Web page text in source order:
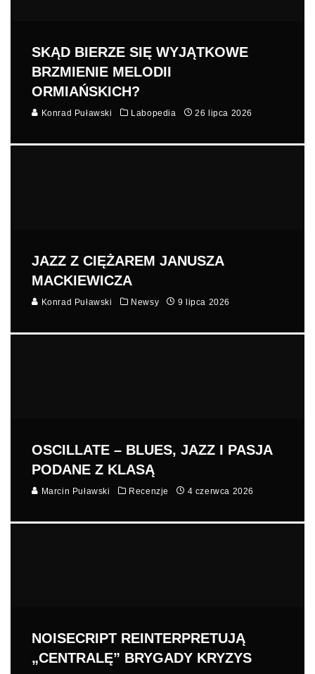
SKĄD BIERZE SIĘ WYJĄTKOWE
BRZMIENIE MELODII
ORMIAŃSKICH?
Konrad Puławski Labopedia 26 lipca 2026
JAZZ Z CIĘŻAREM JANUSZA
MACKIEWICZA
Konrad Puławski Newsy 9 lipca 2026
OSCILLATE – BLUES, JAZZ I PASJA
PODANE Z KLASĄ
Marcin Puławski Recenzje 4 czerwca 2026
NOISECRIPT REINTERPRETUJĄ
„CENTRALĘ” BRYGADY KRYZYS